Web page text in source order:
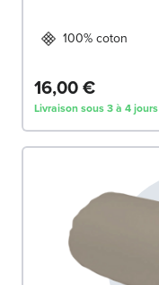
100% coton
16,00 €
Livraison sous 3 à 4 jours